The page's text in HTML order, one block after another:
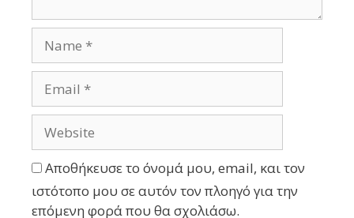
Αποθήκευσε το όνομά μου, email, και τον
ιστότοπο μου σε αυτόν τον πλοηγό για την
επόμενη φορά που θα σχολιάσω.